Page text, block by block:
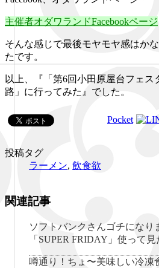
主催者オダワランドFacebookページ
そんな感じで最後モヤモヤ感はか
たです。
以上、『「第6回小田原屋台フェ
路」に行ってみた』でした。
Pocket
投稿タグ
ラーメン, 飲食欲
関連記事
ソフトバンクさんゴチになり
「SUPER FRIDAY」使って
噂通り！ちょ〜美味しい冷凍